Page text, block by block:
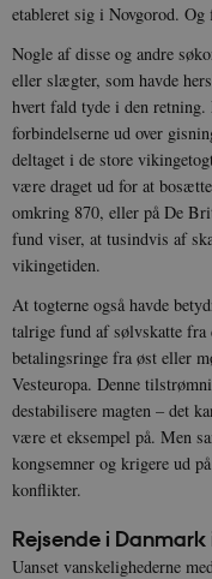
etableret sig i Novgorod. Og
Nogle af disse og andre
eller slægter, som havde
hvert fald tyde i den
forbindelserne ud over
deltaget i de store
være draget ud for at
omkring 870, eller på De
fund viser, at tusindvis af
vikingetiden.
At togterne også havde
talrige fund af sølvskatte
betalingsringe fra øst eller
Vesteuropa. Denne
destabilisere magten – det
være et eksempel på. Men
kongsemner og krigere ud
konflikter.
Rejsende i Danmark
Uanset vanskelighederne